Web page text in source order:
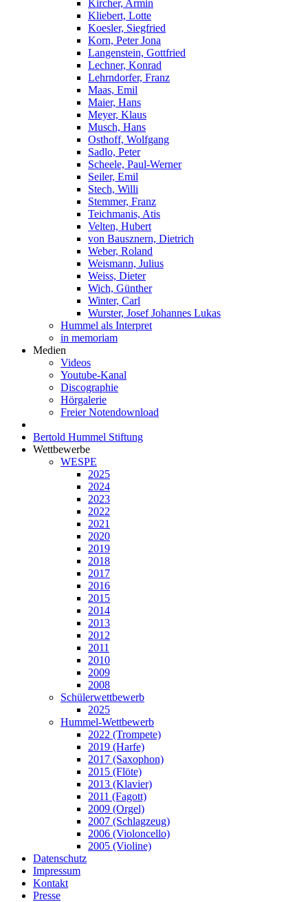
Kircher, Armin
Kliebert, Lotte
Koesler, Siegfried
Korn, Peter Jona
Langenstein, Gottfried
Lechner, Konrad
Lehrndorfer, Franz
Maas, Emil
Maier, Hans
Meyer, Klaus
Musch, Hans
Osthoff, Wolfgang
Sadlo, Peter
Scheele, Paul-Werner
Seiler, Emil
Stech, Willi
Stemmer, Franz
Teichmanis, Atis
Velten, Hubert
von Bausznern, Dietrich
Weber, Roland
Weismann, Julius
Weiss, Dieter
Wich, Günther
Winter, Carl
Wurster, Josef Johannes Lukas
Hummel als Interpret
in memoriam
Medien
Videos
Youtube-Kanal
Discographie
Hörgalerie
Freier Notendownload
Bertold Hummel Stiftung
Wettbewerbe
WESPE
2025
2024
2023
2022
2021
2020
2019
2018
2017
2016
2015
2014
2013
2012
2011
2010
2009
2008
Schülerwettbewerb
2025
Hummel-Wettbewerb
2022 (Trompete)
2019 (Harfe)
2017 (Saxophon)
2015 (Flöte)
2013 (Klavier)
2011 (Fagott)
2009 (Orgel)
2007 (Schlagzeug)
2006 (Violoncello)
2005 (Violine)
Datenschutz
Impressum
Kontakt
Presse